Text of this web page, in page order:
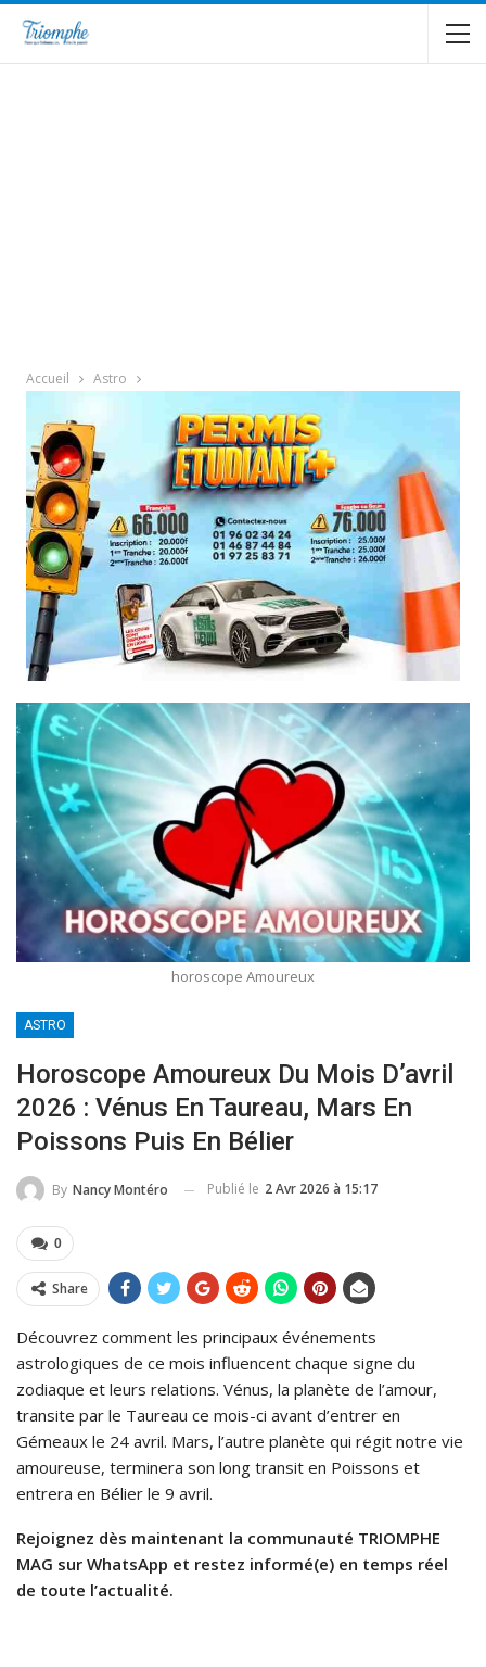
Accueil Astro
horoscope Amoureux
ASTRO
Horoscope Amoureux Du Mois D’avril
2026 : Vénus En Taureau, Mars En
Poissons Puis En Bélier
By Nancy Montéro Publié le 2 Avr 2026 à 15:17
0
Share
Découvrez comment les principaux événements
astrologiques de ce mois influencent chaque signe du
zodiaque et leurs relations. Vénus, la planète de l’amour,
transite par le Taureau ce mois-ci avant d’entrer en
Gémeaux le 24 avril. Mars, l’autre planète qui régit notre vie
amoureuse, terminera son long transit en Poissons et
entrera en Bélier le 9 avril.
Rejoignez dès maintenant la communauté TRIOMPHE
MAG sur WhatsApp et restez informé(e) en temps réel
de toute l’actualité.